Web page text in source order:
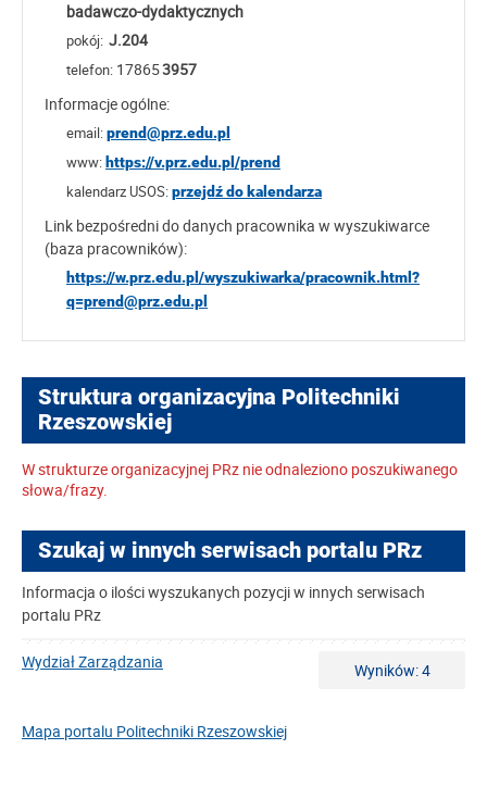
badawczo-dydaktycznych
pokój: J.204
telefon: 178653957
Informacje ogólne:
email:prend@prz.edu.pl
www: https://v.prz.edu.pl/prend
kalendarz USOS:przejdź do kalendarza
Link bezpośredni do danych pracownika w wyszukiwarce
(baza pracowników):
https://w.prz.edu.pl/wyszukiwarka/pracownik.html?
q=prend@prz.edu.pl
Struktura organizacyjna Politechniki
Rzeszowskiej
W strukturze organizacyjnej PRz nie odnaleziono poszukiwanego
słowa/frazy.
Szukaj w innych serwisach portalu PRz
Informacja o ilości wyszukanych pozycji w innych serwisach
portalu PRz
Wydział Zarządzania Wyników: 4
Mapa portalu Politechniki Rzeszowskiej